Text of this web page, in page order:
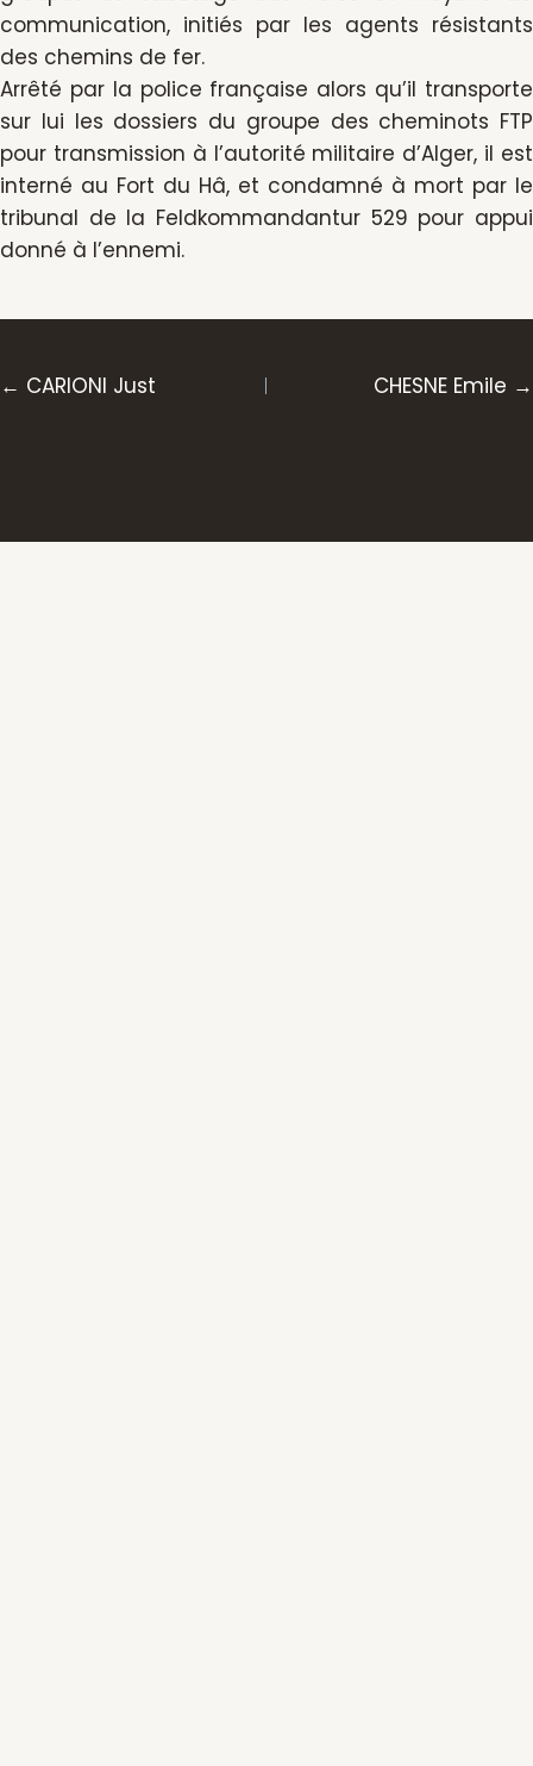
communication, initiés par les agents résistants
des chemins de fer.
Arrêté par la police française alors qu’il transporte
sur lui les dossiers du groupe des cheminots FTP
pour transmission à l’autorité militaire d’Alger, il est
interné au Fort du Hâ, et condamné à mort par le
tribunal de la Feldkommandantur 529 pour appui
donné à l’ennemi.
Posts
← CARIONI Just CHESNE Emile →